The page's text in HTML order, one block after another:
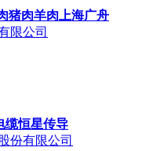
猪肉羊肉上海广舟
限公司
缆恒星传导
份有限公司